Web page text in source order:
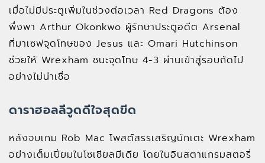
เมื่อไม่มีประตูเพิ่มในช่วงต่อเวลา Red Dragons ต้อง
พึ่งพา Arthur Okonkwo ผู้รักษาประตูอดีต Arsenal
ที่มาเซฟจุดโทษของ Jesus และ Omari Hutchinson
ช่วยให้ Wrexham ชนะจุดโทษ 4-3 ผ่านเข้าสู่รอบถัดไป
อย่างไม่น่าเชื่อ
ดาราฮอลลีวูดดีใจสุดขีด
หลังจบเกม Rob Mac โพสต์สรรเสริญนักเตะ Wrexham
อย่างเต็มเปี่ยมในโซเชียลมีเดีย โดยในอินสตาแกรมสตอรี่